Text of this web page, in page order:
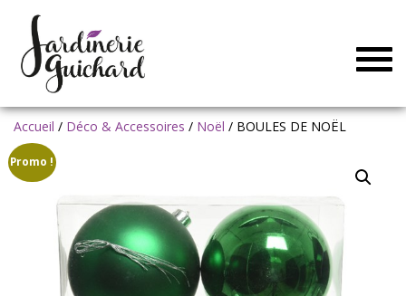
Accueil / Déco & Accessoires / Noël / BOULES DE NOËL
Promo !